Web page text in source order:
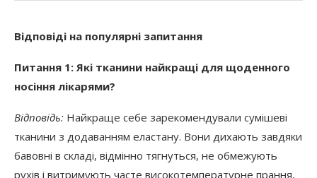
Відповіді на популярні запитання
Питання 1: Які тканини найкращі для щоденного
носіння лікарями?
Відповідь: Найкраще себе зарекомендували сумішеві
тканини з додаванням еластану. Вони дихають завдяки
бавовні в складі, відмінно тягнуться, не обмежують
рухів і витримують часте високотемпературне прання,